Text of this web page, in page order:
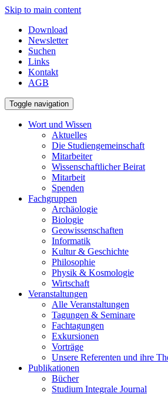
Skip to main content
Download
Newsletter
Suchen
Links
Kontakt
AGB
Toggle navigation
Wort und Wissen
Aktuelles
Die Studiengemeinschaft
Mitarbeiter
Wissenschaftlicher Beirat
Mitarbeit
Spenden
Fachgruppen
Archäologie
Biologie
Geowissenschaften
Informatik
Kultur & Geschichte
Philosophie
Physik & Kosmologie
Wirtschaft
Veranstaltungen
Alle Veranstaltungen
Tagungen & Seminare
Fachtagungen
Exkursionen
Vorträge
Unsere Referenten und ihre
Publikationen
Bücher
Studium Integrale Journal